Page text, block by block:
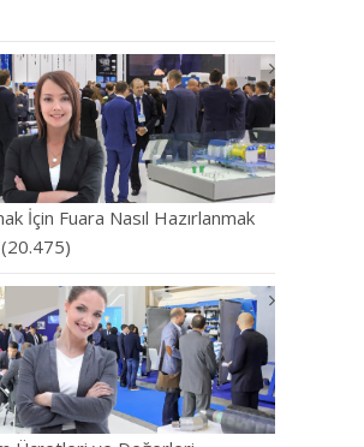
İçin Fuara Nasıl Hazırlanmak
(20.475)